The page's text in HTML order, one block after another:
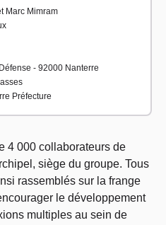
Marc Mimram
- 92000 Nanterre
Préfecture
4 000 collaborateurs de
siège du groupe. Tous
rassemblés sur la frange
le développement
multiples au sein de